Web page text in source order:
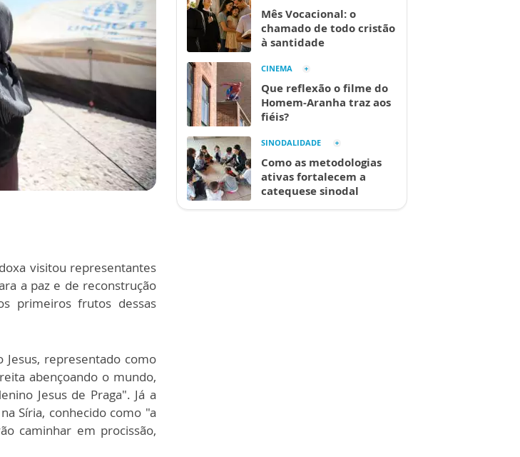
visitou representantes
a paz e de reconstrução
primeiros frutos dessas
representado como
abençoando o mundo,
Jesus de Praga". Já a
Síria, conhecido como "a
caminhar em procissão,
Mês Vocacional: o
chamado de todo cristão
à santidade
CINEMA
Que reflexão o filme do
Homem-Aranha traz aos
fiéis?
SINODALIDADE
Como as metodologias
ativas fortalecem a
catequese sinodal